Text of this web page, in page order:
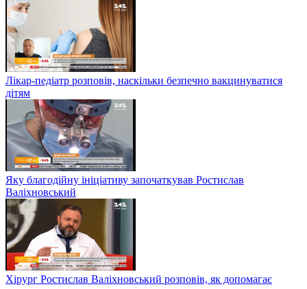
Лікар-педіатр розповів, наскільки безпечно вакцинуватися
дітям
Яку благодійну ініціативу започаткував Ростислав
Валіхновський
Хірург Ростислав Валіхновський розповів, як допомагає